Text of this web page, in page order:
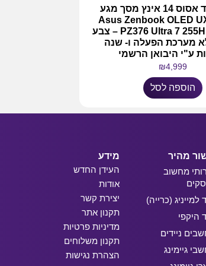
מחשב נייד אסוס 14 אינץ מסך מגע
Asus Zenbook OLED
PZ376 Ultra 7 255H 16GB 1TB – צבע
מערכת הפעלה ו- שנה
ע"י היבואן הרשמי
₪4,999
הוספה לסל
מהיר
מחשוב
למייניג (כרייה)
היקפי
ניידים
גיימינג
מידע
העידן החדש
אודות
יצירת קשר
תקנון אתר
מדיניות פרטיות
תקנון משלוחים
הצהרת נגישות